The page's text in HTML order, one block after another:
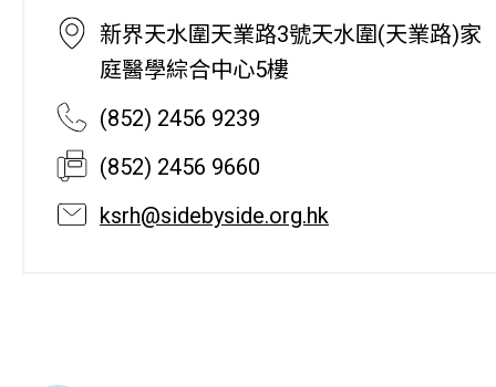
新界天水圍天業路3號天水圍(天業路)家
庭醫學綜合中心5樓
(852) 2456 9239
(852) 2456 9660
ksrh@sidebyside.org.hk